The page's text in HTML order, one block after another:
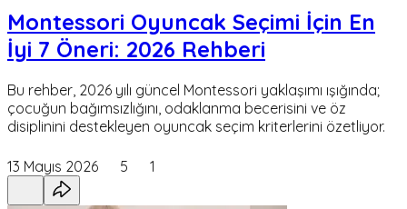
Montessori Oyuncak Seçimi İçin En
İyi 7 Öneri: 2026 Rehberi
Bu rehber, 2026 yılı güncel Montessori yaklaşımı ışığında;
çocuğun bağımsızlığını, odaklanma becerisini ve öz
disiplinini destekleyen oyuncak seçim kriterlerini özetliyor.
13 Mayıs 2026 5 1